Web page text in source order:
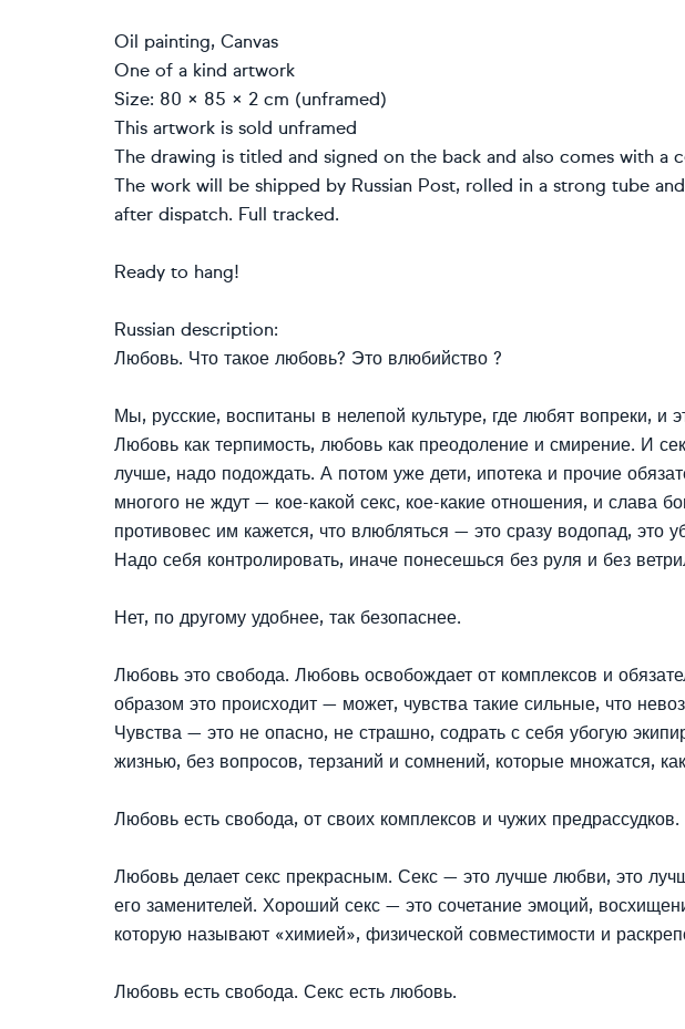
Oil painting, Canvas
One of a kind artwork
Size: 80 × 85 × 2 cm (unframed)
This artwork is sold unframed
The drawing is titled and signed on the back and also comes with a
The work will be shipped by Russian Post, rolled in a strong tube
after dispatch. Full tracked.
Ready to hang!
Russian description:
Любовь. Что такое любовь? Это влюбийство ?
Мы, русские, воспитаны в нелепой культуре, где любят вопреки, и
Любовь как терпимость, любовь как преодоление и смирение. И
лучше, надо подождать. А потом уже дети, ипотека и прочие
многого не ждут — кое-какой секс, кое-какие отношения, и слава
противовес им кажется, что влюбляться — это сразу водопад, это
Надо себя контролировать, иначе понесешься без руля и без
Нет, по другому удобнее, так безопаснее.
Любовь это свобода. Любовь освобождает от комплексов и
образом это происходит — может, чувства такие сильные, что
Чувства — это не опасно, не страшно, содрать с себя убогую
жизнью, без вопросов, терзаний и сомнений, которые множатся,
Любовь есть свобода, от своих комплексов и чужих предрассудков.
Любовь делает секс прекрасным. Секс — это лучше любви, это
его заменителей. Хороший секс — это сочетание эмоций,
которую называют «химией», физической совместимости и
Любовь есть свобода. Секс есть любовь.